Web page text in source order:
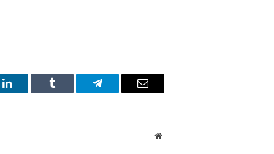
LinkedIn Tumblr Telegram Email
Website